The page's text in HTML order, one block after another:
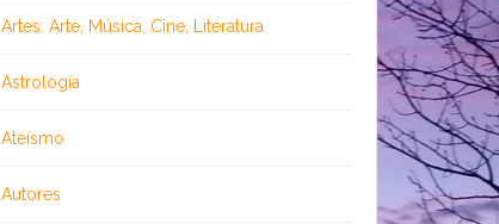
Artes: Arte, Música, Cine, Literatura
Astrología
Ateísmo
Autores